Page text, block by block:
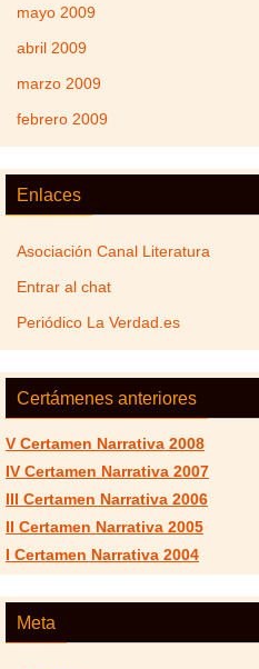
mayo 2009
abril 2009
marzo 2009
febrero 2009
Enlaces
Asociación Canal Literatura
Entrar al chat
Periódico La Verdad.es
Certámenes anteriores
V Certamen Narrativa 2008
IV Certamen Narrativa 2007
III Certamen Narrativa 2006
II Certamen Narrativa 2005
I Certamen Narrativa 2004
Meta